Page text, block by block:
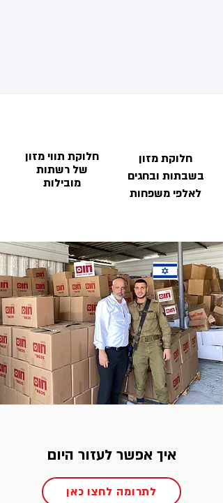
חלוקת תווי מזון
של רשתות
מובילות
חלוקת מזון
בשבתות ובחגים
לאלפי משפחות
איך אפשר לעזור היום
לתרומה לחצו כאן